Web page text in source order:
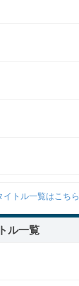
トル一覧はこちら
ル一覧